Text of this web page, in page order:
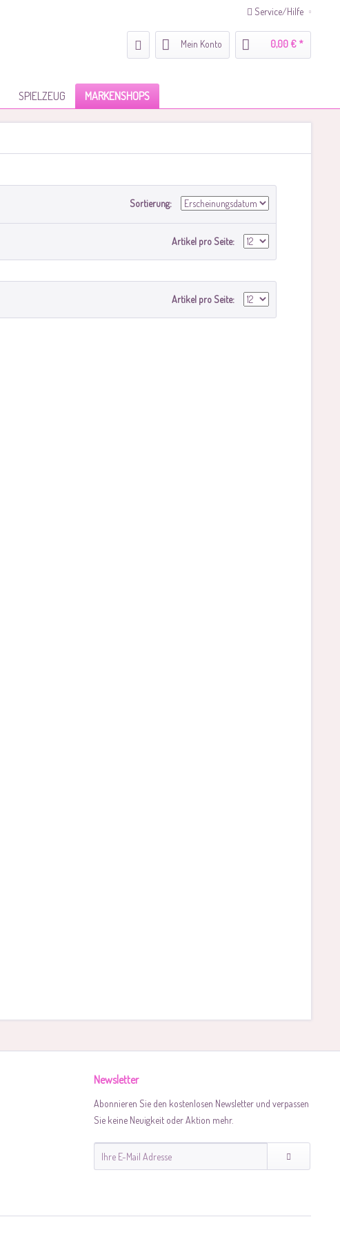
Service/Hilfe
Mein Konto 0,00 € *
SPIELZEUG MARKENSHOPS
Sortierung:
Artikel pro Seite:
Artikel pro Seite:
Newsletter
Abonnieren Sie den kostenlosen Newsletter und verpassen
Sie keine Neuigkeit oder Aktion mehr.